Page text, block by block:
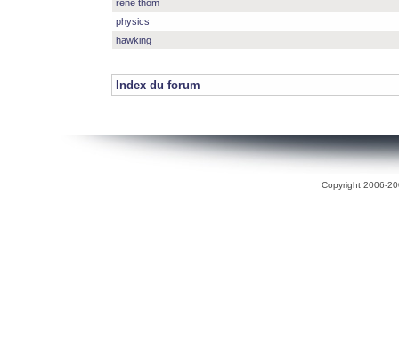
rené thom
physics
hawking
Index du forum
Copyright 2006-